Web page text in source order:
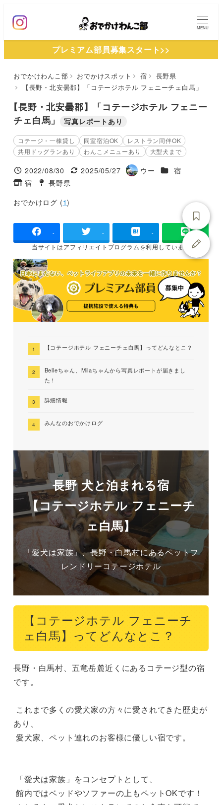
ン
MENU
プレミアム部員募集スタート>>
おでかけわんこ部 おでかけスポット 宿
長野県
【長野・北安曇郡】「コテージホテル フェニーチェ白馬」
【長野・北安曇郡】「コテージホテル フェニー
チェ白馬」
写真レポートあり
コテージ・一棟貸し 同室宿泊OK
レストラン同伴OK
共用ドッグランあり
わんこメニューあり 大型犬まで
投稿日
2022/08/30
更新日
2025/05/27
著
ウー 施設ジャンル
宿
タグ
宿
タグ
長野県
おでかけログ (1)
- - -
当サイトはアフィリエイトプログラムを利用しています
【コテージホテル フェニーチェ白馬】ってどんなとこ？
Belleちゃん、Milaちゃんから写真レポートが届きまし
た！
詳細情報
みんなのおでかけログ
長野 犬と泊まれる宿
【コテージホテル フェニーチ
ェ白馬】
「愛犬は家族」、長野・白馬村にあるペットフ
レンドリーコテージホテル
【コテージホテル フェニーチ
ェ白馬】ってどんなとこ？
長野・白馬村、五竜岳麓近くにあるコテージ型の宿
です。
あり、